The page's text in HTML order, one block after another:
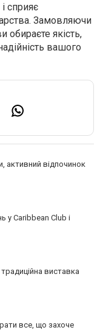
сприяє
Замовляючи
обираєте якість,
вашого
активний відпочинок
у Caribbean Club і
виставка
все, що захоче